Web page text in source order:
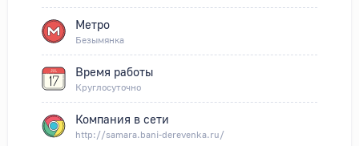
Метро
Безымянка
Время работы
Круглосуточно
Компания в сети
http://samara.bani-derevenka.ru/